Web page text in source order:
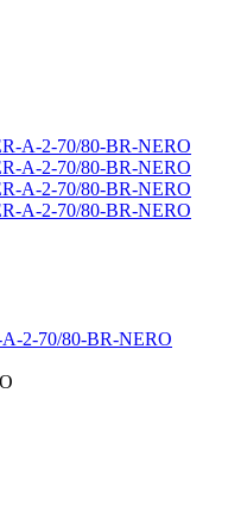
2-70/80-BR-NERO